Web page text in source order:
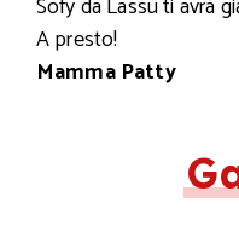
A presto!
Mamma Patty